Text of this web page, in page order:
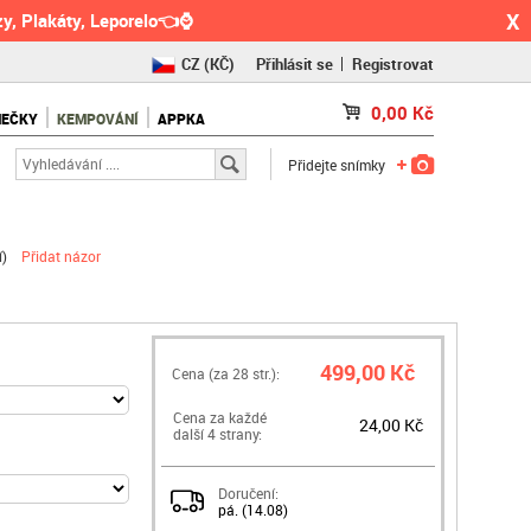
Plakáty, Leporelo👈⌚ X
CZ(KČ)
RO(RON)
Přihlásit se Registrovat
KEMPOVÁNÍ APPKA 0,00 Kč
Přidejte snímky
) Přidat názor
Cena (za 28 str.): 499,00 Kč
Cena za každé
další 4 strany:
24,00 Kč
Doručení:
pá. (14.08)